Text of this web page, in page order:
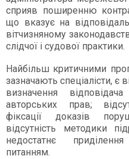
сприяв поширенню
що вказує на
вітчизняному
слідчої і судової практики.
Найбільш критичними
зазначають спеціалісти, є
виз­начення
авторських прав;
фіксації доказів
відсутність методики
недостатнє
питанням.